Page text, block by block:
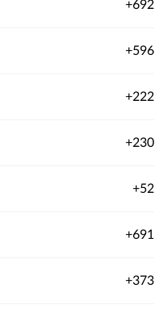
+692
+596
+222
+230
+52
+691
+373